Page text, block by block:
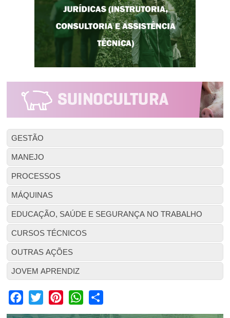
GESTÃO
MANEJO
PROCESSOS
MÁQUINAS
EDUCAÇÃO, SAÚDE E SEGURANÇA NO TRABALHO
CURSOS TÉCNICOS
OUTRAS AÇÕES
JOVEM APRENDIZ
Facebook
Twitter PinterestWhatsApp